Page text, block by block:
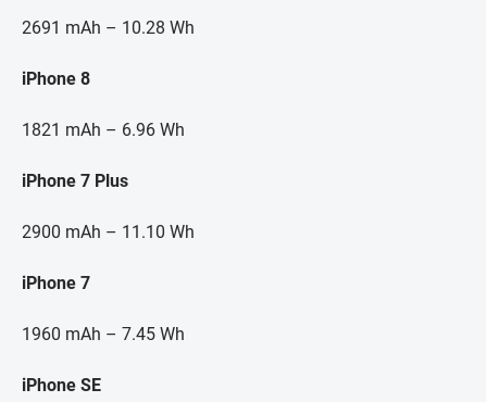
2691 mAh – 10.28 Wh
iPhone 8
1821 mAh – 6.96 Wh
iPhone 7 Plus
2900 mAh – 11.10 Wh
iPhone 7
1960 mAh – 7.45 Wh
iPhone SE